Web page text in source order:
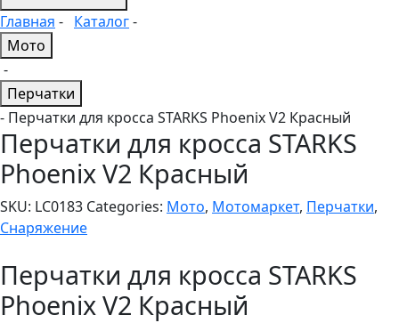
Главная - Каталог-
Мото
-
Перчатки
- Перчатки для кросса STARKS Phoenix V2 Красный
Перчатки для кросса STARKS
Phoenix V2 Красный
SKU: LC0183 Categories: Мото, Мотомаркет, Перчатки,
Снаряжение
Перчатки для кросса STARKS
Phoenix V2 Красный